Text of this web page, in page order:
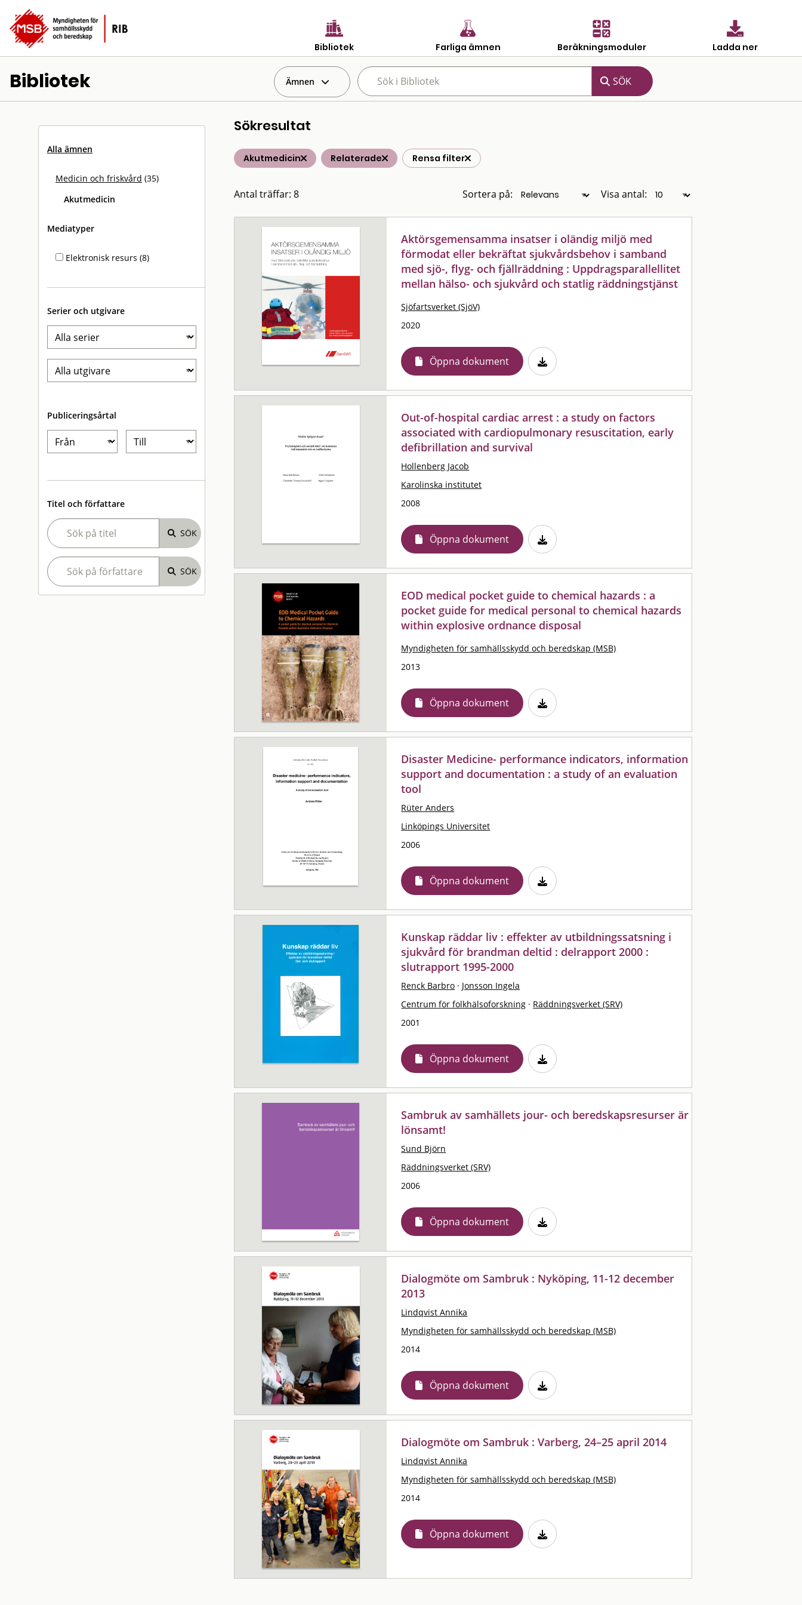
Bibliotek Farliga ämnen Beräkningsmoduler Ladda ner
Bibliotek Ämnen
Alla ämnen
Medicin och friskvård (35)
Akutmedicin
Mediatyper
Elektronisk resurs (8)
Serier och utgivare
Publiceringsårtal
Titel och författare
Sökresultat
Akutmedicin Relaterade Rensa filter
Antal träffar: 8 Sortera på: Visa antal:
Aktörsgemensamma insatser i oländig miljö med
förmodat eller bekräftat sjukvårdsbehov i samband
med sjö-, flyg- och fjällräddning : Uppdragsparallellitet
mellan hälso- och sjukvård och statlig räddningstjänst
Sjöfartsverket (SjöV)
2020
Öppna dokument
Out-of-hospital cardiac arrest : a study on factors
associated with cardiopulmonary resuscitation, early
defibrillation and survival
Hollenberg Jacob
Karolinska institutet
2008
Öppna dokument
EOD medical pocket guide to chemical hazards : a
pocket guide for medical personal to chemical hazards
within explosive ordnance disposal
Myndigheten för samhällsskydd och beredskap (MSB)
2013
Öppna dokument
Disaster Medicine- performance indicators, information
support and documentation : a study of an evaluation
tool
Rüter Anders
Linköpings Universitet
2006
Öppna dokument
Kunskap räddar liv : effekter av utbildningssatsning i
sjukvård för brandman deltid : delrapport 2000 :
slutrapport 1995-2000
Renck Barbro · Jonsson Ingela
Centrum för folkhälsoforskning · Räddningsverket (SRV)
2001
Öppna dokument
Sambruk av samhällets jour- och beredskapsresurser är
lönsamt!
Sund Björn
Räddningsverket (SRV)
2006
Öppna dokument
Dialogmöte om Sambruk : Nyköping, 11-12 december
2013
Lindqvist Annika
Myndigheten för samhällsskydd och beredskap (MSB)
2014
Öppna dokument
Dialogmöte om Sambruk : Varberg, 24–25 april 2014
Lindqvist Annika
Myndigheten för samhällsskydd och beredskap (MSB)
2014
Öppna dokument